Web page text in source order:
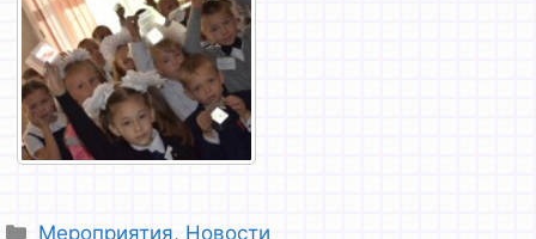
Рубрики
Мероприятия, Новости